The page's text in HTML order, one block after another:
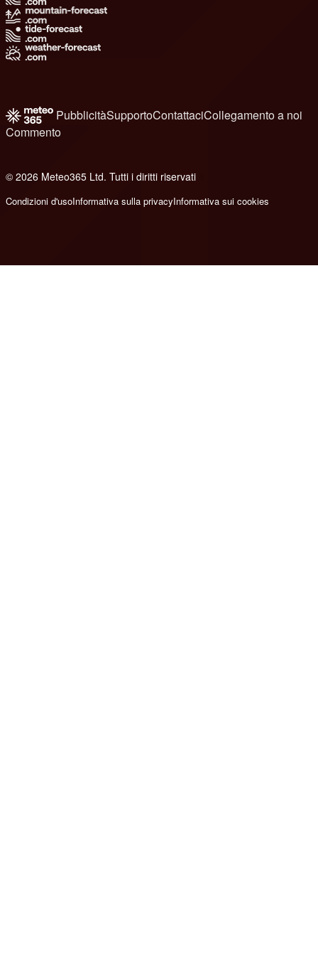
PubblicitàSupportoContattaciCollegamento a noi
Commento
© 2026 Meteo365 Ltd. Tutti i diritti riservati
Condizioni d'usoInformativa sulla privacyInformativa sui cookies